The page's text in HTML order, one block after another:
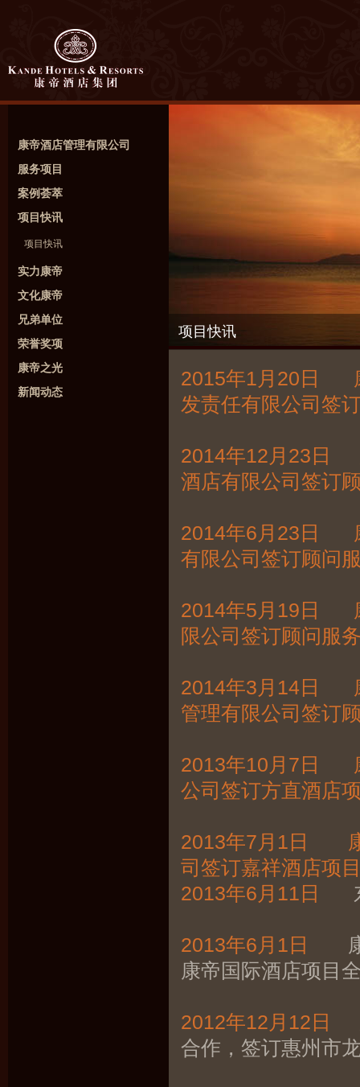
康帝酒店管理有限公司
服务项目
案例荟萃
项目快讯
项目快讯
实力康帝
文化康帝
兄弟单位
荣誉奖项
康帝之光
新闻动态
项目快讯
2015年1月20日
发责任有限公司签
2014年12月23日
酒店有限公司签订
2014年6月23日
有限公司签订顾问
2014年5月19日
限公司签订顾问服
2014年3月14日
管理有限公司签订
2013年10月7日
公司签订方直酒店
2013年7月1日 康
司签订嘉祥酒店项
2013年6月11日
东
2013年6月1日
康
康帝国际酒店项目
2012年12月12日
合作，签订惠州市